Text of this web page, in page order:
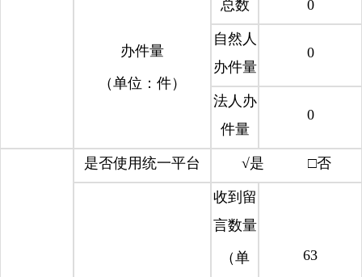
办件量
（单位：件）
总数 0
自然人
办件量
0
法人办
件量
0
是否使用统一平台 √是 □否
收到留
言数量
（单
63